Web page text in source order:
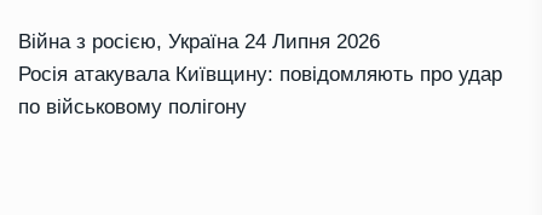
Війна з росією, Україна 24 Липня 2026
Росія атакувала Київщину: повідомляють про удар
по військовому полігону